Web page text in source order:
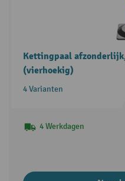
Kettingpaal
(vierhoekig)
4 Varianten
4 Werkdagen